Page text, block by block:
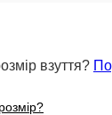
взуття?